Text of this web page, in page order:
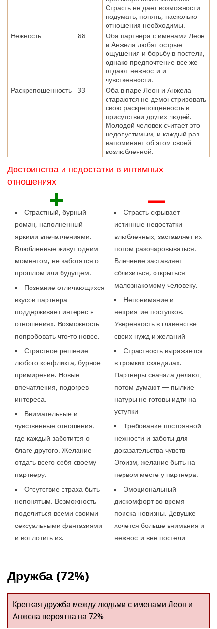
Страсть не дает возможности
подумать, понять, насколько
отношения необходимы.
Нежность
88
Оба партнера с именами Леон
и Анжела любят острые
ощущения и борьбу в постели,
однако предпочтение все же
отдают нежности и
чувственности.
Раскрепощенность
33
Оба в паре Леон и Анжела
стараются не демонстрировать
свою раскрепощенность в
присутствии других людей.
Молодой человек считает это
недопустимым, и каждый раз
напоминает об этом своей
возлюбленной.
Достоинства и недостатки в интимных
отношениях
+
Страстный, бурный
роман, наполненный
яркими впечатлениями.
Влюбленные живут одним
моментом, не заботятся о
прошлом или будущем.
Познание отличающихся
вкусов партнера
поддерживает интерес в
отношениях. Возможность
попробовать что-то новое.
Страстное решение
любого конфликта, бурное
примирение. Новые
впечатления, подогрев
интереса.
Внимательные и
чувственные отношения,
где каждый заботится о
благе другого. Желание
отдать всего себя своему
партнеру.
Отсутствие страха быть
непонятым. Возможность
поделиться всеми своими
сексуальными фантазиями
и воплотить их.
—
Страсть скрывает
истинные недостатки
влюбленных, заставляет их
потом разочаровываться.
Влечение заставляет
сблизиться, открыться
малознакомому человеку.
Непонимание и
неприятие поступков.
Уверенность в главенстве
своих нужд и желаний.
Страстность выражается
в громких скандалах.
Партнеры сначала делают,
потом думают — пылкие
натуры не готовы идти на
уступки.
Требование постоянной
нежности и заботы для
доказательства чувств.
Эгоизм, желание быть на
первом месте у партнера.
Эмоциональный
дискомфорт во время
поиска новизны. Девушке
хочется больше внимания и
нежности вне постели.
Дружба (72%)
Крепкая дружба между людьми с именами Леон и
Анжела вероятна на 72%